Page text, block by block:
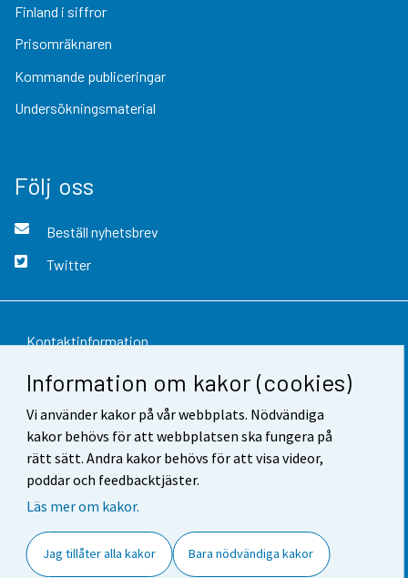
Information om kakor (cookies)
Vi använder kakor på vår webbplats. Nödvändiga
kakor behövs för att webbplatsen ska fungera på
rätt sätt. Andra kakor behövs för att visa videor,
poddar och feedbacktjäster.
Läs mer om kakor.
Jag tillåter alla kakor Bara nödvändiga kakor
Finland i siffror
Prisomräknaren
Kommande publiceringar
Undersökningsmaterial
Följ oss
Beställ nyhetsbrev
Twitter
Kontaktinformation
Respons
Användarvillkor
Dataskydd
Tillgänglighet
Cookie-inställningar